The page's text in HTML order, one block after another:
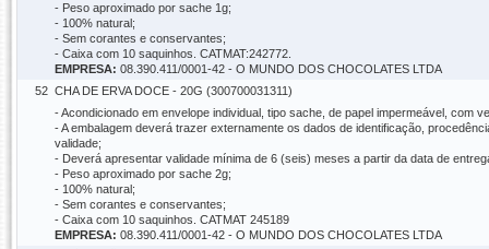
- Peso aproximado por sache 1g;
- 100% natural;
- Sem corantes e conservantes;
- Caixa com 10 saquinhos. CATMAT:242772.
EMPRESA: 08.390.411/0001-42 - O MUNDO DOS CHOCOLATES LTDA
52 CHA DE ERVA DOCE - 20G (300700031311)
- Acondicionado em envelope individual, tipo sache, de papel impermeável, com
- A embalagem deverá trazer externamente os dados de identificação,
validade;
- Deverá apresentar validade mínima de 6 (seis) meses a partir da data de
- Peso aproximado por sache 2g;
- 100% natural;
- Sem corantes e conservantes;
- Caixa com 10 saquinhos. CATMAT 245189
EMPRESA: 08.390.411/0001-42 - O MUNDO DOS CHOCOLATES LTDA